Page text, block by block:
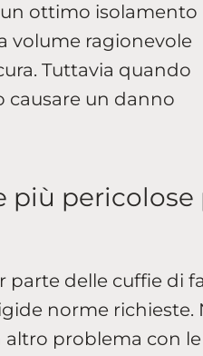
ottimo isolamento
volume ragionevole
Tuttavia quando
un danno
più pericolose
delle cuffie di
norme richieste.
altro problema con le